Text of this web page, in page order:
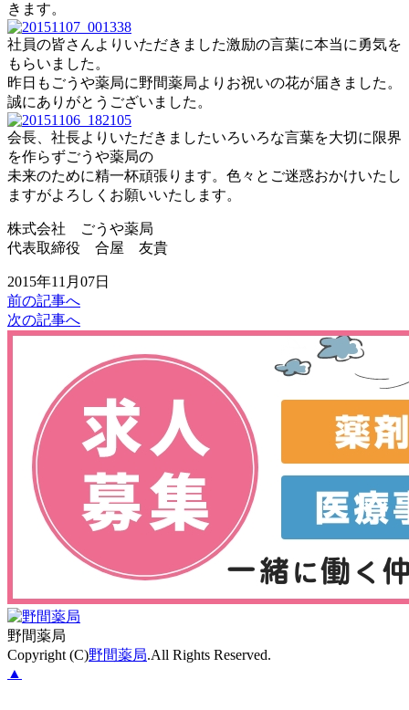
きます。
社員の皆さんよりいただきました激励の言葉に本当に勇気を
もらいました。
昨日もごうや薬局に野間薬局よりお祝いの花が届きました。
誠にありがとうございました。
会長、社長よりいただきましたいろいろな言葉を大切に限界
を作らずごうや薬局の
未来のために精一杯頑張ります。色々とご迷惑おかけいたし
ますがよろしくお願いいたします。
株式会社 ごうや薬局
代表取締役 合屋 友貴
2015年11月07日
前の記事へ
次の記事へ
野間薬局
Copyright (C)野間薬局.All Rights Reserved.
▲